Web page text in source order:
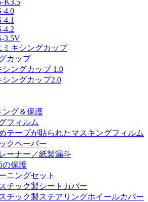
K3.5
4.0
4.1
4.2
3.5V
ミキシングカップ
カップ
シングカップ 1.0
シングカップ2.0
ング＆保護
フィルム
テープが貼られたマスキングフィルム
クペーパー
ーナー／紙製漏斗
の保護
ニングセット
チック製シートカバー
チック製ステアリングホイールカバー